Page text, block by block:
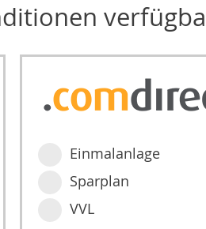
Einmalanlage
Sparplan
VVL